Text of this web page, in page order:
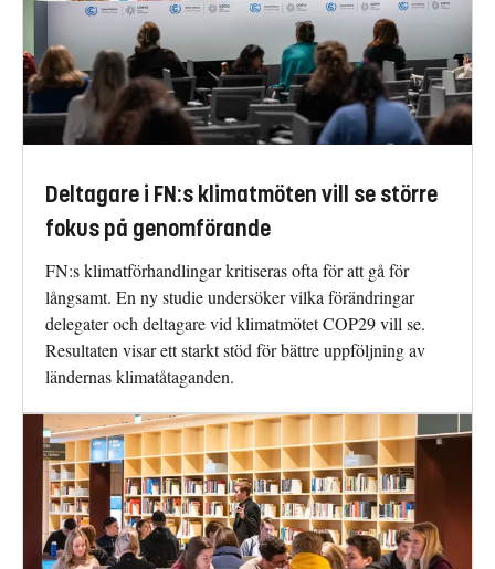
Deltagare i FN:s klimatmöten vill se större
fokus på genomförande
FN:s klimatförhandlingar kritiseras ofta för att gå för
långsamt. En ny studie undersöker vilka förändringar
delegater och deltagare vid klimatmötet COP29 vill se.
Resultaten visar ett starkt stöd för bättre uppföljning av
ländernas klimatåtaganden.